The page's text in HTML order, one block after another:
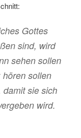
Gottes
sind, wird
sehen sollen
sollen
damit sie sich
wird.